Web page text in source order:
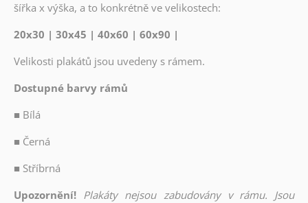
šířka x výška, a to konkrétně ve velikostech:
20x30 | 30x45 | 40x60 | 60x90 |
Velikosti plakátů jsou uvedeny s rámem.
Dostupné barvy rámů
■ Bílá
■ Černá
■ Stříbrná
Upozornění! Plakáty nejsou zabudovány v rámu. Jsou